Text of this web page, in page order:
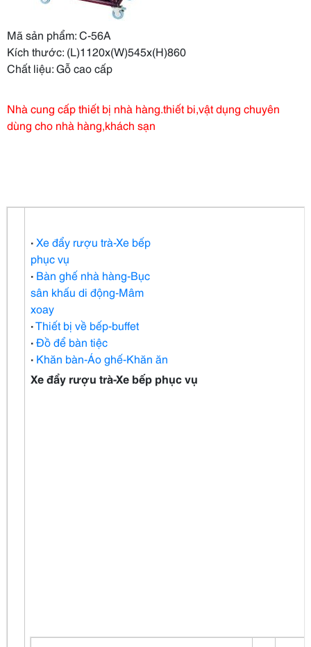
Mã sản phẩm: C-56A
Kích thước: (L)1120x(W)545x(H)860
Chất liệu: Gỗ cao cấp
Nhà cung cấp thiết bị nhà hàng.thiết bi,vật dụng chuyên
dùng cho nhà hàng,khách sạn
·Xe đẩy rượu trà-Xe bếp
phục vụ
· Bàn ghế nhà hàng-Bục
sân khấu di động-Mâm
xoay
·Thiết bị về bếp-buffet
·Đồ để bàn tiệc
· Khăn bàn-Áo ghế-Khăn ăn
Xe đẩy rượu trà-Xe bếp phục vụ